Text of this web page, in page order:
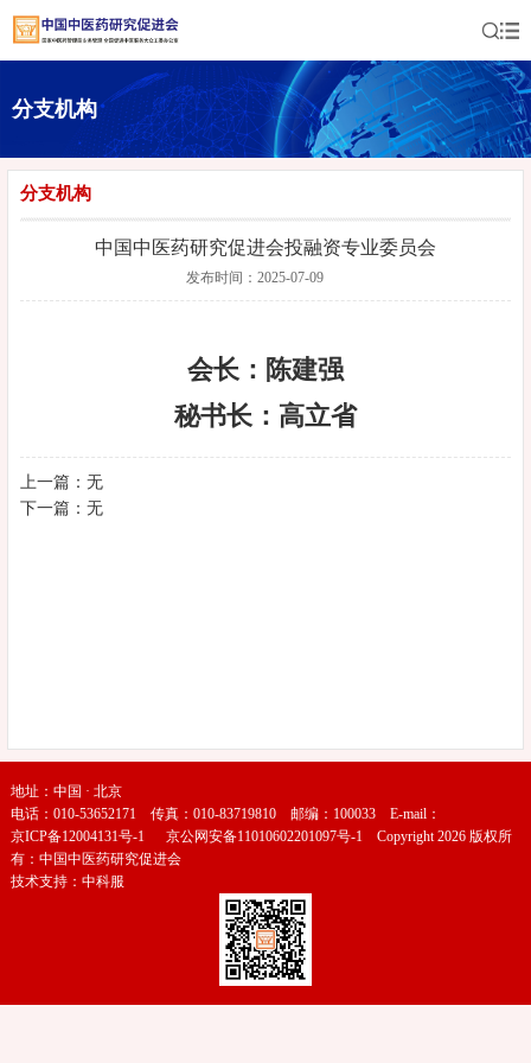
分支机构
分支机构
中国中医药研究促进会投融资专业委员会
发布时间：2025-07-09
会长：陈建强
秘书长：高立省
上一篇：无
下一篇：无
地址：中国 · 北京
电话：010-53652171 传真：010-83719810 邮编：100033 E-mail：
京ICP备12004131号-1
京公网安备11010602201097号-1 Copyright 2026 版权所
有：中国中医药研究促进会
技术支持： 中科服